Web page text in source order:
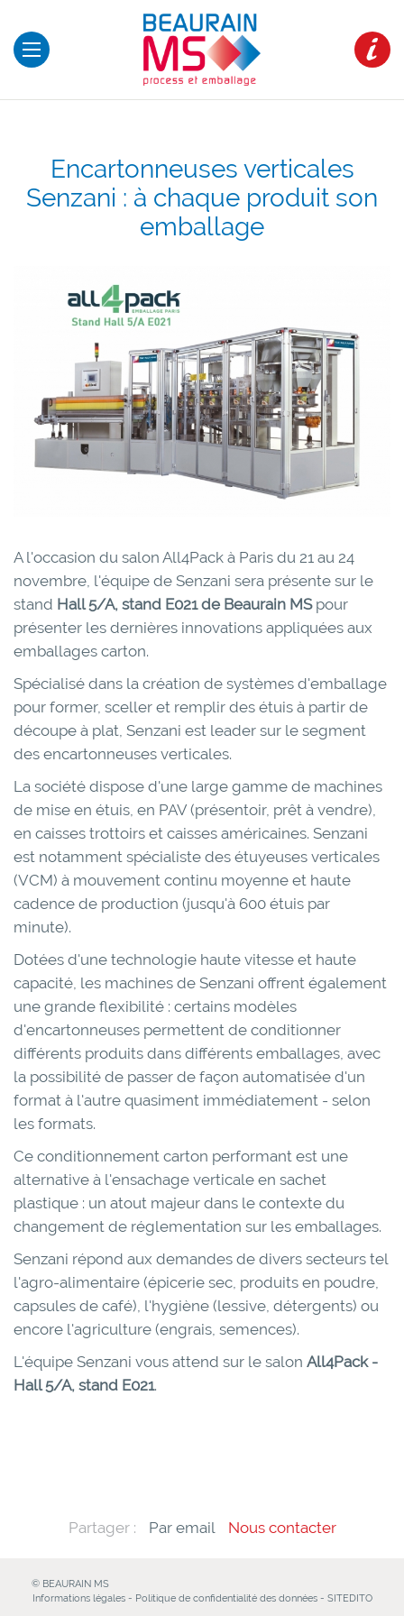
Encartonneuses verticales
Senzani : à chaque produit son
emballage
A l'occasion du salon All4Pack à Paris du 21 au 24
novembre, l'équipe de Senzani sera présente sur le
stand Hall 5/A, stand E021 de Beaurain MSpour
présenter les dernières innovations appliquées aux
emballages carton.
Spécialisé dans la création de systèmes d'emballage
pour former, sceller et remplir des étuis à partir de
découpe à plat, Senzani est leader sur le segment
des encartonneuses verticales.
La société dispose d'une large gamme de machines
de mise en étuis, en PAV (présentoir, prêt à vendre),
en caisses trottoirs et caisses américaines. Senzani
est notamment spécialiste des étuyeuses verticales
(VCM) à mouvement continu moyenne et haute
cadence de production (jusqu'à 600 étuis par
minute).
Dotées d'une technologie haute vitesse et haute
capacité, les machines de Senzani offrent également
une grande flexibilité : certains modèles
d'encartonneuses permettent de conditionner
différents produits dans différents emballages, avec
la possibilité de passer de façon automatisée d'un
format à l'autre quasiment immédiatement - selon
les formats.
Ce conditionnement carton performant est une
alternative à l'ensachage verticale en sachet
plastique : un atout majeur dans le contexte du
changement de réglementation sur les emballages.
Senzani répond aux demandes de divers secteurs tel
l'agro-alimentaire (épicerie sec, produits en poudre,
capsules de café), l'hygiène (lessive, détergents) ou
encore l'agriculture (engrais, semences).
L'équipe Senzani vous attend sur le salon All4Pack -
Hall 5/A, stand E021.
Partager : Par email Nous contacter
© BEAURAIN MS
Informations légales - Politique de confidentialité des données - SITEDITO